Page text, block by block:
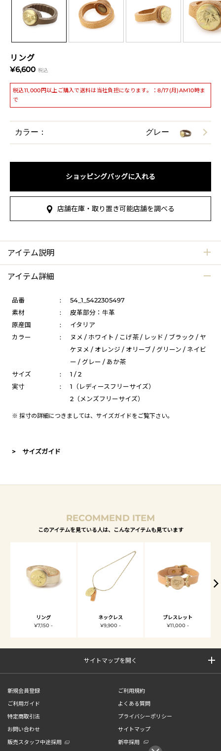
リング
¥6,600 税込
税込11,000円以上ご購入で送料は当社負担になります。：8/17(月)AM10時ま
で
カラー： グレー
ショッピングバッグに入れる
店舗在庫・取り置き可能店舗を調べる
アイテム説明
アイテム詳細
品番 :
54_1_5422305497
素材
:
皮革部分：牛革
原産国
:
イタリア
カラー
:
ヌメ / ホワイト / こげ茶 / レッド / ブラック / ヤ
ケヌメ / オレンジ / オリーブ / グリーン / ネイビ
ー / グレー / あか茶
サイズ
:
1 / 2
実寸
:
1（レディースフリーサイズ）
2（メンズフリーサイズ）
※ 採寸の詳細につきましては、 サイズガイドをご覧下さい。
> サイズガイド
RECOMMEND ITEM
このアイテムを見ている人は、こんなアイテムも見ています
リング
¥7,150 -
ネックレス
¥9,900 -
ブレスレット
¥11,000 -
サイトマップを開く
新規会員登録
ご利用規約
ご利用ガイド
よくある質問
特定商取引法
プライバシーポリシー
お問い合わせ
サイトマップ
販売スタッフ中途採用
新卒採用